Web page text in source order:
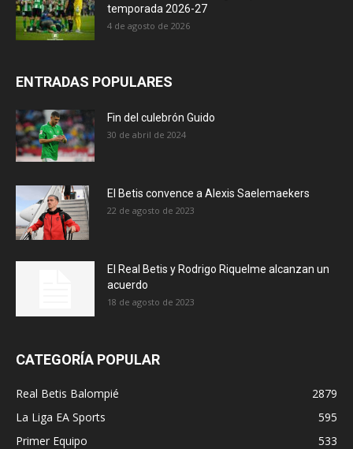
temporada 2026-27
4 de agosto de 2026
ENTRADAS POPULARES
Fin del culebrón Guido
30 de abril de 2024
El Betis convence a Alexis Saelemaekers
22 de agosto de 2023
El Real Betis y Rodrigo Riquelme alcanzan un
acuerdo
18 de agosto de 2023
CATEGORÍA POPULAR
Real Betis Balompié
2879
La Liga EA Sports
595
Primer Equipo
533